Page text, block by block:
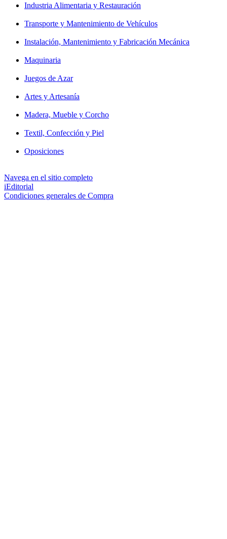
Industria Alimentaria y Restauración
Transporte y Mantenimiento de Vehículos
Instalación, Mantenimiento y Fabricación Mecánica
Maquinaria
Juegos de Azar
Artes y Artesanía
Madera, Mueble y Corcho
Textil, Confección y Piel
Oposiciones
Navega en el sitio completo
iEditorial
Condiciones generales de Compra